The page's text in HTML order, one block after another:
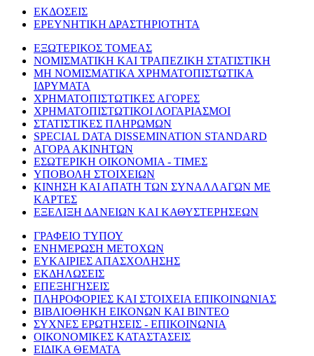
ΕΚΔΟΣΕΙΣ
ΕΡΕΥΝΗΤΙΚΗ ΔΡΑΣΤΗΡΙΟΤΗΤΑ
ΕΞΩΤΕΡΙΚΟΣ ΤΟΜΕΑΣ
ΝΟΜΙΣΜΑΤΙΚΗ ΚΑΙ ΤΡΑΠΕΖΙΚΗ ΣΤΑΤΙΣΤΙΚΗ
ΜΗ ΝΟΜΙΣΜΑΤΙΚΑ ΧΡΗΜΑΤΟΠΙΣΤΩΤΙΚΑ
ΙΔΡΥΜΑΤΑ
ΧΡΗΜΑΤΟΠΙΣΤΩΤΙΚΕΣ ΑΓΟΡΕΣ
ΧΡΗΜΑΤΟΠΙΣΤΩΤΙΚΟΙ ΛΟΓΑΡΙΑΣΜΟΙ
ΣΤΑΤΙΣΤΙΚΕΣ ΠΛΗΡΩΜΩΝ
SPECIAL DATA DISSEMINATION STANDARD
ΑΓΟΡΑ ΑΚΙΝΗΤΩΝ
ΕΣΩΤΕΡΙΚΗ ΟΙΚΟΝΟΜΙΑ - ΤΙΜΕΣ
ΥΠΟΒΟΛΗ ΣΤΟΙΧΕΙΩΝ
ΚΙΝΗΣΗ ΚΑΙ ΑΠΑΤΗ ΤΩΝ ΣΥΝΑΛΛΑΓΩΝ ΜΕ
ΚΑΡΤΕΣ
ΕΞΕΛΙΞΗ ΔΑΝΕΙΩΝ ΚΑΙ ΚΑΘΥΣΤΕΡΗΣΕΩΝ
ΓΡΑΦΕΙΟ ΤΥΠΟΥ
ΕΝΗΜΕΡΩΣΗ ΜΕΤΟΧΩΝ
ΕΥΚΑΙΡΙΕΣ ΑΠΑΣΧΟΛΗΣΗΣ
ΕΚΔΗΛΩΣΕΙΣ
ΕΠΕΞΗΓΗΣΕΙΣ
ΠΛΗΡΟΦΟΡΙΕΣ ΚΑΙ ΣΤΟΙΧΕΙΑ ΕΠΙΚΟΙΝΩΝΙΑΣ
ΒΙΒΛΙΟΘΗΚΗ ΕΙΚΟΝΩΝ ΚΑΙ ΒΙΝΤΕΟ
ΣΥΧΝΕΣ ΕΡΩΤΗΣΕΙΣ - ΕΠΙΚΟΙΝΩΝΙΑ
ΟΙΚΟΝΟΜΙΚΕΣ ΚΑΤΑΣΤΑΣΕΙΣ
ΕΙΔΙΚΑ ΘΕΜΑΤΑ